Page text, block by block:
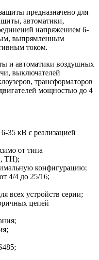
предназначено для
автоматики,
напряжением 6-
выпрямленным
током.
и автоматики воздушных
выключателей
трансформаторов
мощностью до 4
35 кВ с реализацией
от типа
ТН);
конфигурацию;
4/4 до 25/16;
всех устройств серии;
цепей